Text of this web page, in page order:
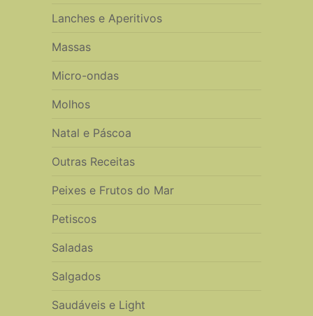
Lanches e Aperitivos
Massas
Micro-ondas
Molhos
Natal e Páscoa
Outras Receitas
Peixes e Frutos do Mar
Petiscos
Saladas
Salgados
Saudáveis e Light